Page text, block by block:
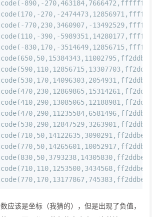
890,-
270,-
770,230,3460907,-
390,-
830,170,-
应该是坐标（我猜的），但是出现了负值，